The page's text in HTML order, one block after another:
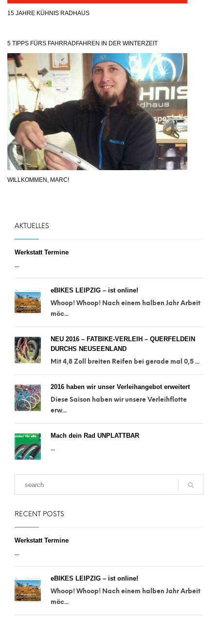
15 JAHRE KÜHNIS RADHAUS
5 TIPPS FÜRS FAHRRADFAHREN IN DER WINTERZEIT
WILLKOMMEN, MARC!
AKTUELLES
Werkstatt Termine
...
eBIKES LEIPZIG – ist online!
Whoop! Whoop! Nach einem halben Jahr Arbeit
möc...
NEU 2016 – FATBIKE-VERLEIH – QUERFELDEIN
DURCHS NEUSEENLAND
Mit 4,8 Zoll breiten Reifen bei gerade mal 0,5 ...
2016 haben wir unser Verleihangebot erweitert
Diese Saison haben wir unsere Verleihflotte
erw...
Mach dein Rad UNPLATTBAR
...
RECENT POSTS
Werkstatt Termine
...
eBIKES LEIPZIG – ist online!
Whoop! Whoop! Nach einem halben Jahr Arbeit
möc...